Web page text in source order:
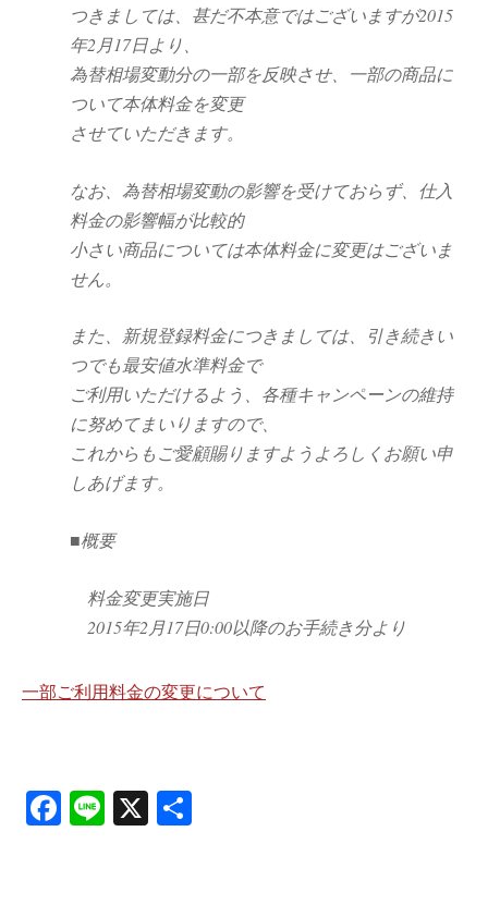
つきましては、甚だ不本意ではございますが2015
年2月17日より、
為替相場変動分の一部を反映させ、一部の商品に
ついて本体料金を変更
させていただきます。
なお、為替相場変動の影響を受けておらず、仕入
料金の影響幅が比較的
小さい商品については本体料金に変更はございま
せん。
また、新規登録料金につきましては、引き続きい
つでも最安値水準料金で
ご利用いただけるよう、各種キャンペーンの維持
に努めてまいりますので、
これからもご愛顧賜りますようよろしくお願い申
しあげます。
■概要
料金変更実施日
2015年2月17日0:00以降のお手続き分より
一部ご利用料金の変更について
Fa Li X